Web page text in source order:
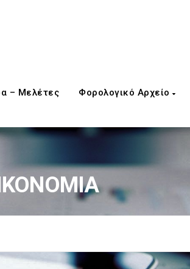
– Μελέτες Φορολογικό Αρχείο